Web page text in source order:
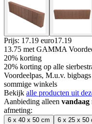
Prijs: 17.19 euro17.19
13.75 met GAMMA
20% korting
20% korting op alle
Voordeelpas, M.u.v.
sommige winkels
Bekijk alle producten uit
Aanbieding alleen vandaag
afmeting:
6 x 40 x 50 cm 6 x 25 x 50